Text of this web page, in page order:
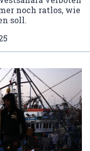
noch ratlos, wie
soll.